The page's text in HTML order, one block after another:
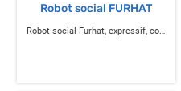
Robot social FURHAT
Robot social Furhat, expressif, conscient et personnalisable